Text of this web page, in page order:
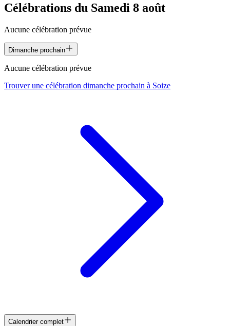
Célébrations du Samedi 8 août
Aucune célébration prévue
Dimanche prochain
Aucune célébration prévue
Trouver une célébration dimanche prochain à Soize
Calendrier complet